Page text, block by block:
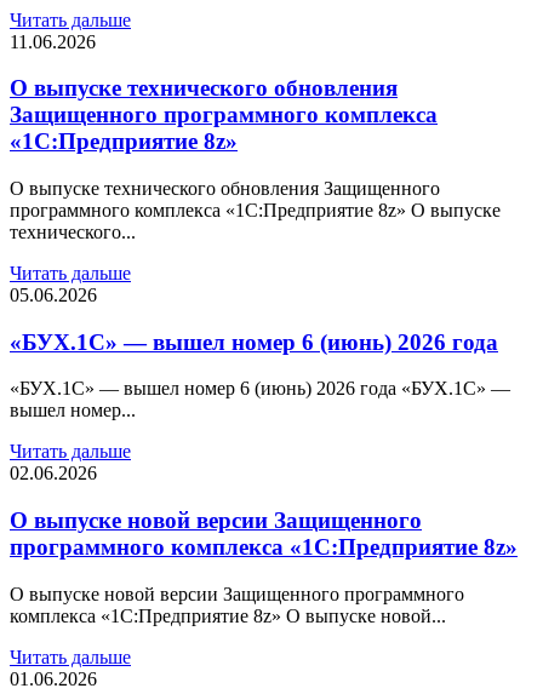
Читать дальше
11.06.2026
О выпуске технического обновления
Защищенного программного комплекса
«1С:Предприятие 8z»
О выпуске технического обновления Защищенного
программного комплекса «1С:Предприятие 8z» О выпуске
технического...
Читать дальше
05.06.2026
«БУХ.1С» — вышел номер 6 (июнь) 2026 года
«БУХ.1С» — вышел номер 6 (июнь) 2026 года «БУХ.1С» —
вышел номер...
Читать дальше
02.06.2026
О выпуске новой версии Защищенного
программного комплекса «1С:Предприятие 8z»
О выпуске новой версии Защищенного программного
комплекса «1С:Предприятие 8z» О выпуске новой...
Читать дальше
01.06.2026